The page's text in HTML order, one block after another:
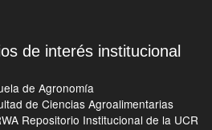
de interés institucional
de Agronomía
de Ciencias Agroalimentarias
Repositorio Institucional de la UCR